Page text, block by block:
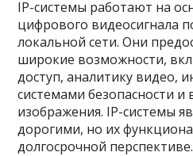
IP-системы работают на
цифрового видеосигнала
локальной сети. Они
широкие возможности,
доступ, аналитику видео,
системами безопасности
изображения. IP-системы
дорогими, но их
долгосрочной перспективе.